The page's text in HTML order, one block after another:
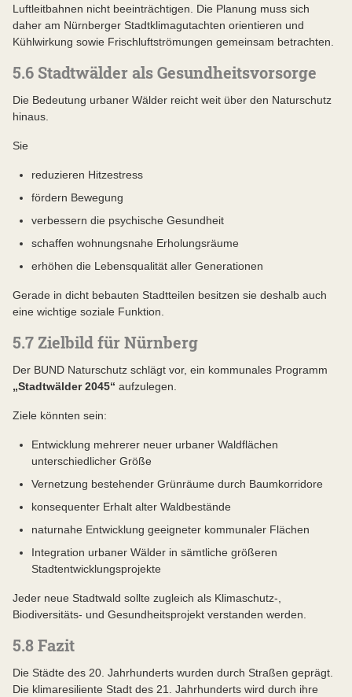
Luftleitbahnen nicht beeinträchtigen. Die Planung muss sich
daher am Nürnberger Stadtklimagutachten orientieren und
Kühlwirkung sowie Frischluftströmungen gemeinsam betrachten.
5.6 Stadtwälder als Gesundheitsvorsorge
Die Bedeutung urbaner Wälder reicht weit über den Naturschutz
hinaus.
Sie
reduzieren Hitzestress
fördern Bewegung
verbessern die psychische Gesundheit
schaffen wohnungsnahe Erholungsräume
erhöhen die Lebensqualität aller Generationen
Gerade in dicht bebauten Stadtteilen besitzen sie deshalb auch
eine wichtige soziale Funktion.
5.7 Zielbild für Nürnberg
Der BUND Naturschutz schlägt vor, ein kommunales Programm
„Stadtwälder 2045“ aufzulegen.
Ziele könnten sein:
Entwicklung mehrerer neuer urbaner Waldflächen
unterschiedlicher Größe
Vernetzung bestehender Grünräume durch Baumkorridore
konsequenter Erhalt alter Waldbestände
naturnahe Entwicklung geeigneter kommunaler Flächen
Integration urbaner Wälder in sämtliche größeren
Stadtentwicklungsprojekte
Jeder neue Stadtwald sollte zugleich als Klimaschutz-,
Biodiversitäts- und Gesundheitsprojekt verstanden werden.
5.8 Fazit
Die Städte des 20. Jahrhunderts wurden durch Straßen geprägt.
Die klimaresiliente Stadt des 21. Jahrhunderts wird durch ihre